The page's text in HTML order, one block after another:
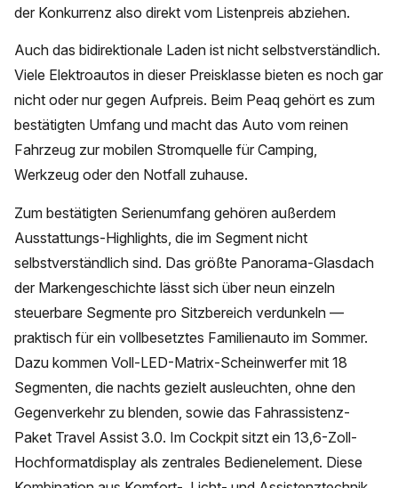
der Konkurrenz also direkt vom Listenpreis abziehen.
Auch das bidirektionale Laden ist nicht selbstverständlich.
Viele Elektroautos in dieser Preisklasse bieten es noch gar
nicht oder nur gegen Aufpreis. Beim Peaq gehört es zum
bestätigten Umfang und macht das Auto vom reinen
Fahrzeug zur mobilen Stromquelle für Camping,
Werkzeug oder den Notfall zuhause.
Zum bestätigten Serienumfang gehören außerdem
Ausstattungs-Highlights, die im Segment nicht
selbstverständlich sind. Das größte Panorama-Glasdach
der Markengeschichte lässt sich über neun einzeln
steuerbare Segmente pro Sitzbereich verdunkeln —
praktisch für ein vollbesetztes Familienauto im Sommer.
Dazu kommen Voll-LED-Matrix-Scheinwerfer mit 18
Segmenten, die nachts gezielt ausleuchten, ohne den
Gegenverkehr zu blenden, sowie das Fahrassistenz-
Paket Travel Assist 3.0. Im Cockpit sitzt ein 13,6-Zoll-
Hochformatdisplay als zentrales Bedienelement. Diese